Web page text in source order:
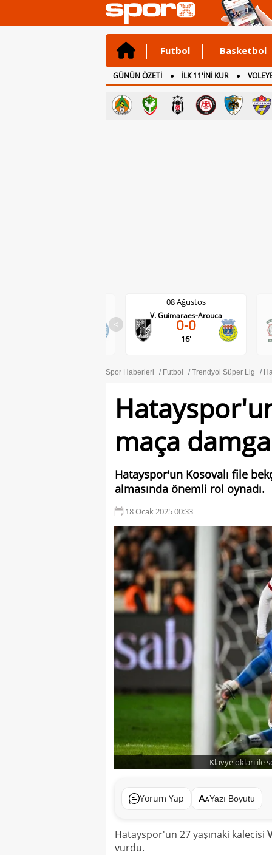
Futbol Basketbol
GÜNÜN ÖZETİ İLK 11'İNİ KUR
CANLI ANLATIM
İNGİLTERE
<
08 Ağustos
Maritimo-Casa Pia
1-0
Spor Haberleri Futbol Trendyol Süper Lig
maça
Hatayspor'un Kosovalı file
almasında önemli rol oynadı.
18 Ocak 2025 00:33
Klavye okları ile
Yorum Yap Yazı Boyutu
Hatayspor'un 27 yaşınaki kalecisi
vurdu.